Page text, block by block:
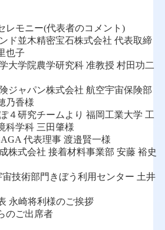
レモニー(代表者のコメント)
ド並木精密宝石株式会社 代表取締
也子
大学院農学研究科 准教授 村田功二
ジャパン株式会社 航空宇宙保険部
乃香様
４研究チームより 福岡工業大学 工
科学科 三田肇様
代表理事 渡邉賢一様
株式会社 接着材料事業部 安藤 裕史
技術部門きぼう利用センター 土井
永崎将利様のご挨拶
のご出席者